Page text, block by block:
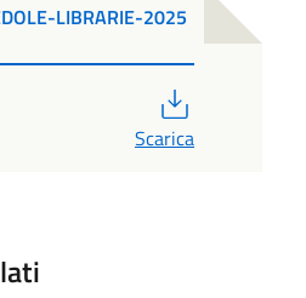
LIBRARIE-2025
Scarica